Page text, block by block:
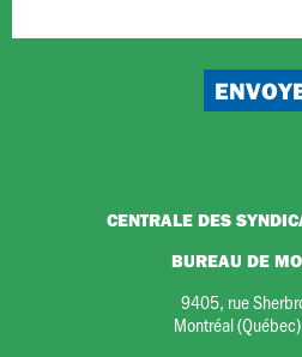
CENTRALE DES
BUREAU DE
9405, rue
Montréal